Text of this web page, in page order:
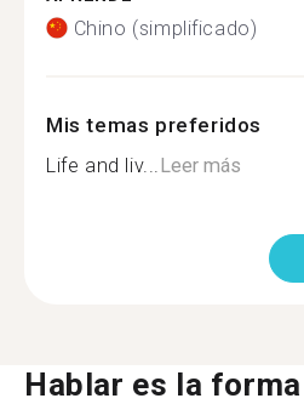
Chino (simplificado)
Mis temas preferidos
Life and liv... Leer más
Hablar es la